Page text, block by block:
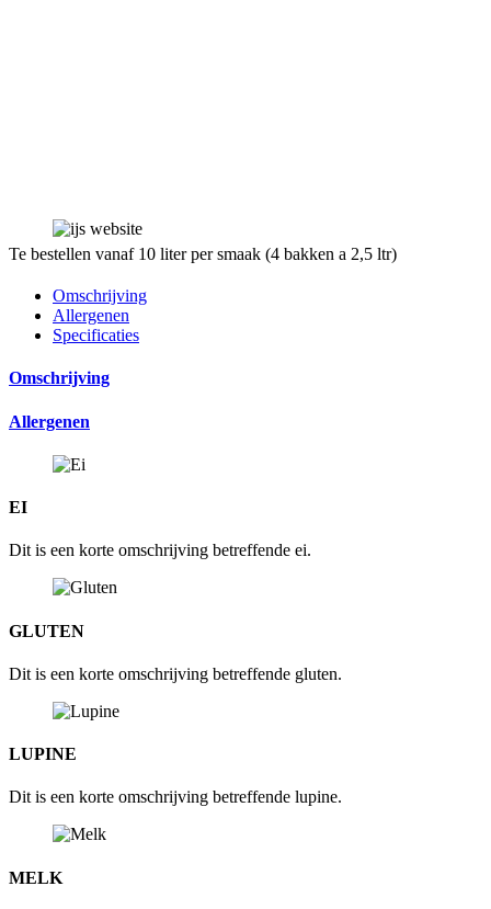
Te bestellen vanaf 10 liter per smaak (4 bakken a 2,5 ltr)
Omschrijving
Allergenen
Specificaties
Omschrijving
Allergenen
EI
Dit is een korte omschrijving betreffende ei.
GLUTEN
Dit is een korte omschrijving betreffende gluten.
LUPINE
Dit is een korte omschrijving betreffende lupine.
MELK